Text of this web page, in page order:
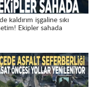
kaldırım işgaline sıkı
Ekipler sahada